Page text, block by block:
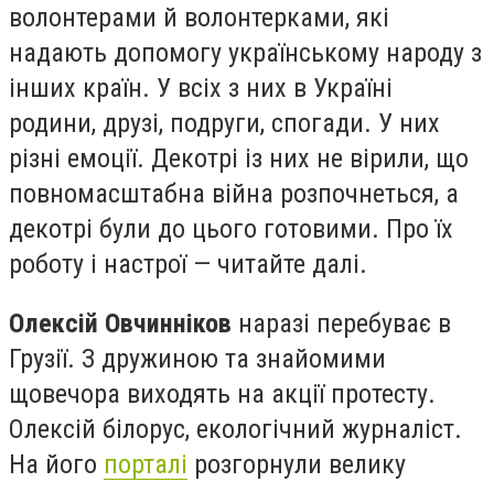
волонтерами й волонтерками, які
надають допомогу українському народу з
інших країн. У всіх з них в Україні
родини, друзі, подруги, спогади. У них
різні емоції. Декотрі із них не вірили, що
повномасштабна війна розпочнеться, а
декотрі були до цього готовими. Про їх
роботу і настрої — читайте далі.
Олексій Овчинніков наразі перебуває в
Грузії. З дружиною та знайомими
щовечора виходять на акції протесту.
Олексій білорус, екологічний журналіст.
На його порталі розгорнули велику